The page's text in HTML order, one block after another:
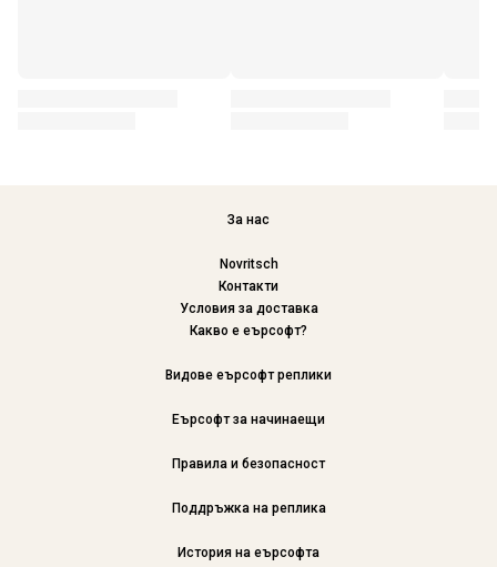
За нас
Novritsch
Контакти
Условия за доставка
Какво е еърсофт?
Видове еърсофт реплики
Еърсофт за начинаещи
Правила и безопасност
Поддръжка на реплика
История на еърсофта